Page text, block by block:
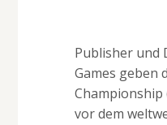
Publisher und
Games geben
Championship
vor dem